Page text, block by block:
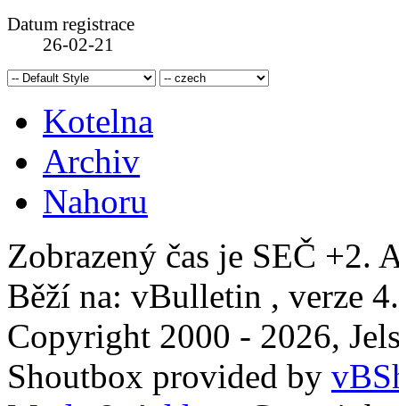
Datum registrace
26-02-21
Kotelna
Archiv
Nahoru
Zobrazený čas je SEČ +2.
Běží na: vBulletin , verze
Copyright 2000 - 2026,
Shoutbox provided by